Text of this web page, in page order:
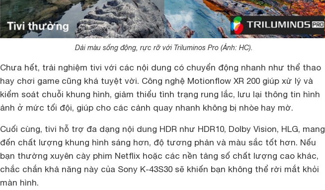
Dải màu sống động, rực rỡ với Triluminos Pro (Ảnh: HC).
Chưa hết, trải nghiệm tivi với các nội dung có chuyển động nhanh như thể thao
hay chơi game cũng khá tuyệt vời. Công nghệ Motionflow XR 200 giúp xử lý và
kiểm soát chuỗi khung hình, giảm thiểu tình trạng rung lắc, lưu lại thông tin hình
ảnh ở mức tối đội, giúp cho các cảnh quay nhanh không bị nhòe hay mờ.
Cuối cùng, tivi hỗ trợ đa dạng nội dung HDR như HDR10, Dolby Vision, HLG, mang
đến chất lượng khung hình sáng hơn, độ tương phản và màu sắc tốt hơn. Nếu
bạn thường xuyên cày phim Netflix hoặc các nền tảng số chất lượng cao khác,
chắc chắn khả năng này của Sony K-43S30 sẽ khiến bạn không thể rời mắt khỏi
màn hình.